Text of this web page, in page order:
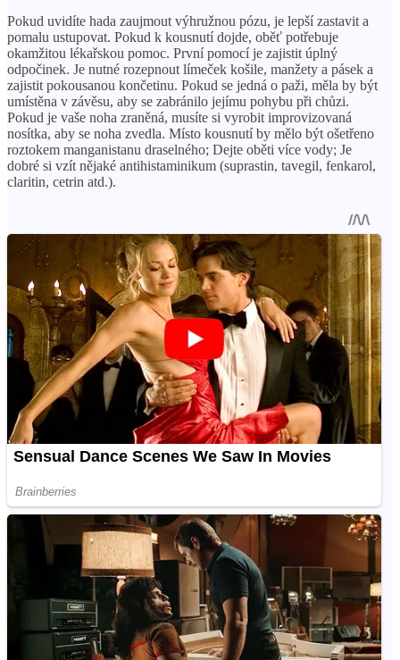
Pokud uvidíte hada zaujmout výhružnou pózu, je lepší zastavit a
pomalu ustupovat. Pokud k kousnutí dojde, oběť potřebuje
okamžitou lékařskou pomoc. První pomocí je zajistit úplný
odpočinek. Je nutné rozepnout límeček košile, manžety a pásek a
zajistit pokousanou končetinu. Pokud se jedná o paži, měla by být
umístěna v závěsu, aby se zabránilo jejímu pohybu při chůzi.
Pokud je vaše noha zraněná, musíte si vyrobit improvizovaná
nosítka, aby se noha zvedla. Místo kousnutí by mělo být ošetřeno
roztokem manganistanu draselného; Dejte oběti více vody; Je
dobré si vzít nějaké antihistaminikum (suprastin, tavegil, fenkarol,
claritin, cetrin atd.).